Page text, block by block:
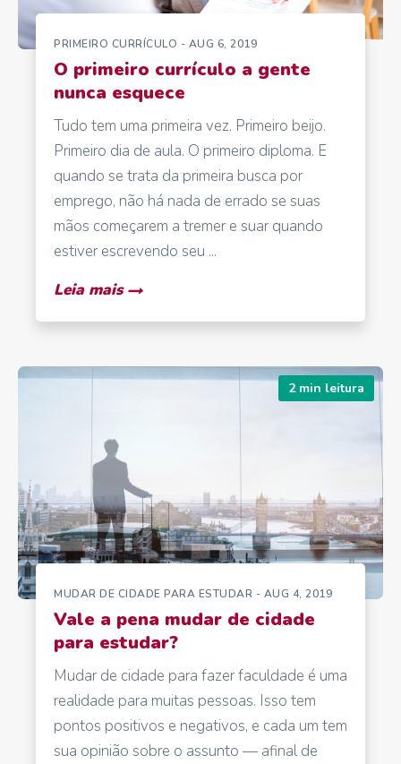
PRIMEIRO CURRÍCULO - AUG 6, 2019
O primeiro currículo a gente
nunca esquece
Tudo tem uma primeira vez. Primeiro beijo.
Primeiro dia de aula. O primeiro diploma. E
quando se trata da primeira busca por
emprego, não há nada de errado se suas
mãos começarem a tremer e suar quando
estiver escrevendo seu ...
Leia mais
2 min leitura
MUDAR DE CIDADE PARA ESTUDAR - AUG 4, 2019
Vale a pena mudar de cidade
para estudar?
Mudar de cidade para fazer faculdade é uma
realidade para muitas pessoas. Isso tem
pontos positivos e negativos, e cada um tem
sua opinião sobre o assunto — afinal de